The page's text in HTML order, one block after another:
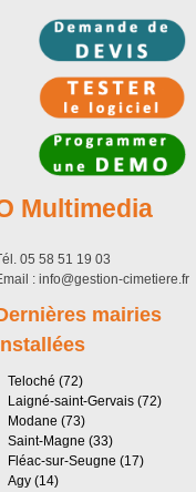
Multimedia
05 58 51 19 03
: info@gestion-cimetiere.fr
mairies
Teloché (72)
Laigné-saint-Gervais (72)
Modane (73)
Saint-Magne (33)
Fléac-sur-Seugne (17)
Agy (14)